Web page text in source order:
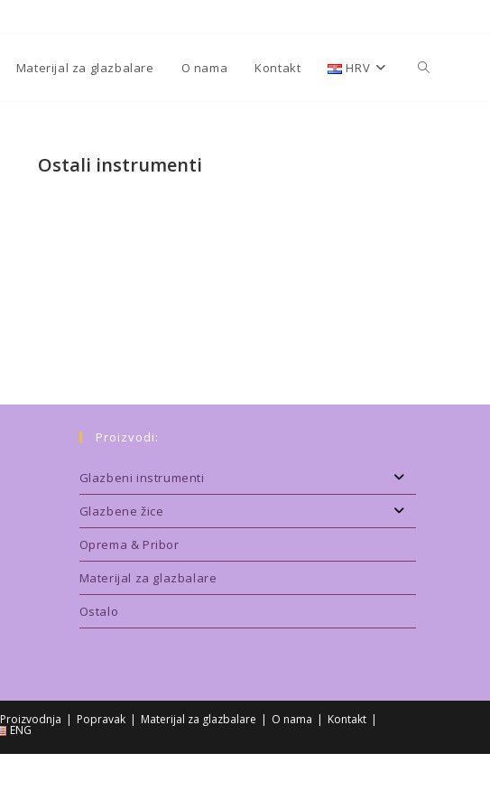
Materijal za glazbalare O nama Kontakt HRV
Ostali instrumenti
Proizvodi:
Glazbeni instrumenti
Glazbene žice
Oprema & Pribor
Materijal za glazbalare
Ostalo
Proizvodnja Popravak Materijal za glazbalare O nama
Kontakt
ENG